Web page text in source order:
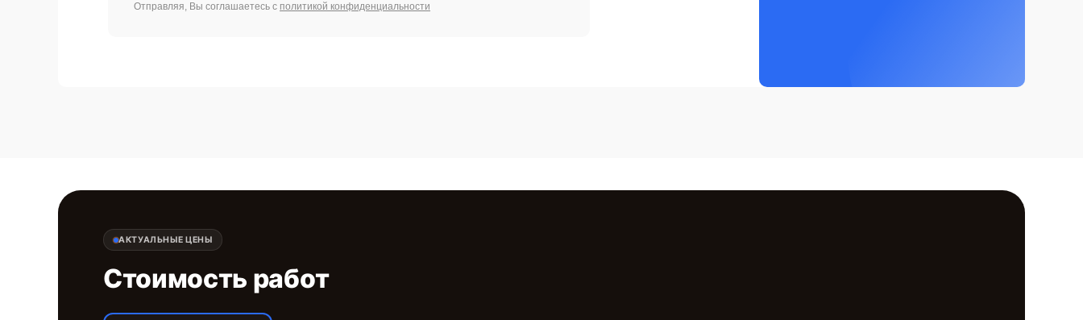
Отправляя, Вы соглашаетесь с политикой конфиденциальности
АКТУАЛЬНЫЕ ЦЕНЫ
Стоимость работ